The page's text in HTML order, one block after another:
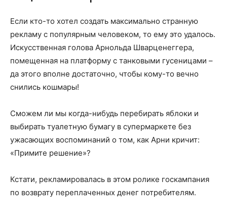
Если кто-то хотел создать максимально странную
рекламу с популярным человеком, то ему это удалось.
Искусственная голова Арнольда Шварценеггера,
помещенная на платформу с танковыми гусеницами –
да этого вполне достаточно, чтобы кому-то вечно
снились кошмары!
Сможем ли мы когда-нибудь перебирать яблоки и
выбирать туалетную бумагу в супермаркете без
ужасающих воспоминаний о том, как Арни кричит:
«Примите решение»?
Кстати, рекламировалась в этом ролике госкампания
по возврату переплаченных денег потребителям.